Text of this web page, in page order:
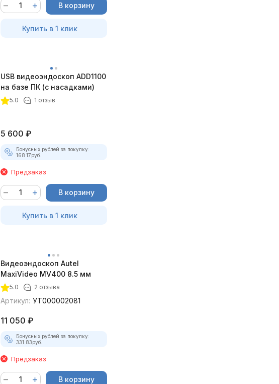
В корзину
Купить в 1 клик
USB видеоэндоскоп ADD1100
на базе ПК (с насадками)
5.0 1 отзыв
5 600 ₽
Бонусных рублей за покупку:
168.17руб.
Предзаказ
В корзину
Купить в 1 клик
Видеоэндоскоп Autel
MaxiVideo MV400 8.5 мм
5.0 2 отзыва
Артикул: УТ000002081
11 050 ₽
Бонусных рублей за покупку:
331.83руб.
Предзаказ
В корзину